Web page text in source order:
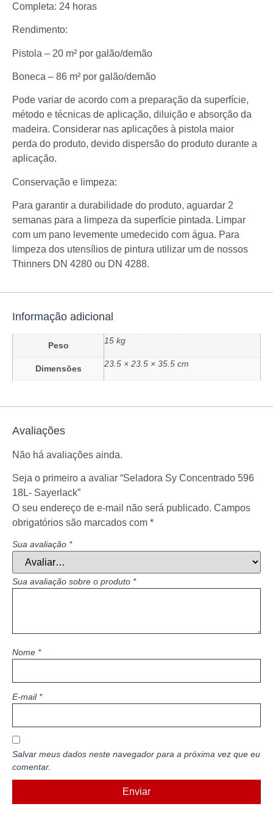
Completa: 24 horas
Rendimento:
Pistola – 20 m² por galão/demão
Boneca – 86 m² por galão/demão
Pode variar de acordo com a preparação da superfície,
método e técnicas de aplicação, diluição e absorção da
madeira. Considerar nas aplicações à pistola maior
perda do produto, devido dispersão do produto durante a
aplicação.
Conservação e limpeza:
Para garantir a durabilidade do produto, aguardar 2
semanas para a limpeza da superfície pintada. Limpar
com um pano levemente umedecido com água. Para
limpeza dos utensílios de pintura utilizar um de nossos
Thinners DN 4280 ou DN 4288.
Informação adicional
Peso 15 kg
Dimensões 23.5 × 23.5 × 35.5 cm
Avaliações
Não há avaliações ainda.
Seja o primeiro a avaliar “Seladora Sy Concentrado 596
18L- Sayerlack”
O seu endereço de e-mail não será publicado. Campos
obrigatórios são marcados com *
Sua avaliação *
Sua avaliação sobre o produto *
Nome *
E-mail *
Salvar meus dados neste navegador para a próxima vez que eu
comentar.